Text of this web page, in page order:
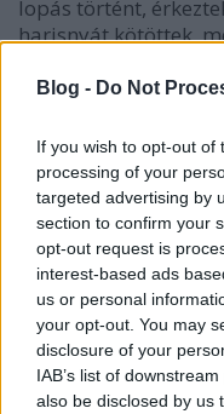
Blog - Do Not
If you wish to opt-out of
processing of your
targeted advertising by
section to confirm your
opt-out request is
interest-based ads
us or personal
your opt-out. You may
disclosure of your
IAB’s list of
also be disclosed by us
lopás történt,
harisnyát kötöttek,